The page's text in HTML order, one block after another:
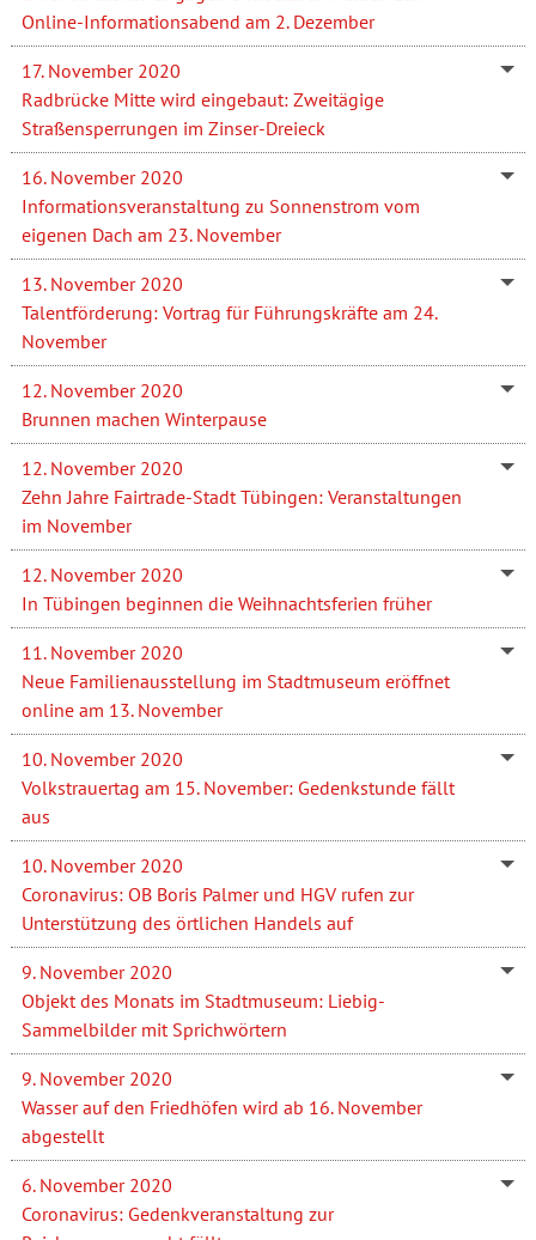
Online-Informationsabend am 2. Dezember
17. November 2020
Radbrücke Mitte wird eingebaut: Zweitägige
Straßensperrungen im Zinser-Dreieck
16. November 2020
Informationsveranstaltung zu Sonnenstrom vom
eigenen Dach am 23. November
13. November 2020
Talentförderung: Vortrag für Führungskräfte am 24.
November
12. November 2020
Brunnen machen Winterpause
12. November 2020
Zehn Jahre Fairtrade-Stadt Tübingen: Veranstaltungen
im November
12. November 2020
In Tübingen beginnen die Weihnachtsferien früher
11. November 2020
Neue Familienausstellung im Stadtmuseum eröffnet
online am 13. November
10. November 2020
Volkstrauertag am 15. November: Gedenkstunde fällt
aus
10. November 2020
Coronavirus: OB Boris Palmer und HGV rufen zur
Unterstützung des örtlichen Handels auf
9. November 2020
Objekt des Monats im Stadtmuseum: Liebig-
Sammelbilder mit Sprichwörtern
9. November 2020
Wasser auf den Friedhöfen wird ab 16. November
abgestellt
6. November 2020
Coronavirus: Gedenkveranstaltung zur